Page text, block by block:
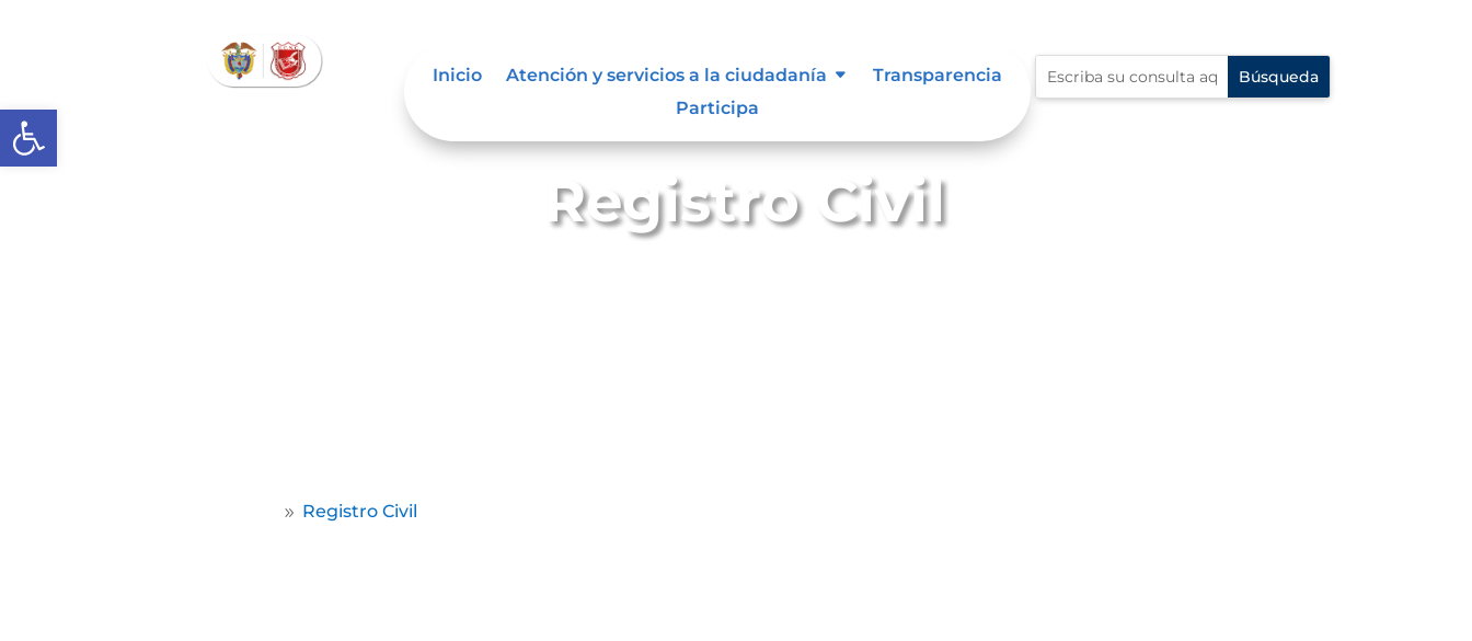
Abrir barra de herramientas
Inicio Atención y servicios a la ciudadanía
Transparencia
Participa
Registro Civil
9 Registro Civil